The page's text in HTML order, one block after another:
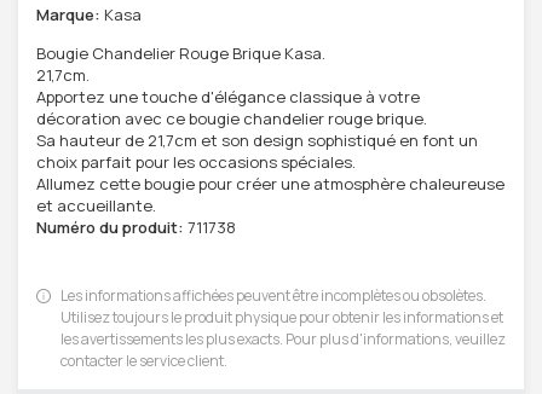
Marque: Kasa
Bougie Chandelier Rouge Brique Kasa.
21,7cm.
Apportez une touche d'élégance classique à votre
décoration avec ce bougie chandelier rouge brique.
Sa hauteur de 21,7cm et son design sophistiqué en font un
choix parfait pour les occasions spéciales.
Allumez cette bougie pour créer une atmosphère chaleureuse
et accueillante.
Numéro du produit: 711738
Les informations affichées peuvent être incomplètes ou obsolètes.
Utilisez toujours le produit physique pour obtenir les informations et
les avertissements les plus exacts. Pour plus d'informations, veuillez
contacter le service client.